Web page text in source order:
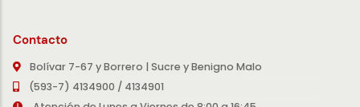
Contacto
Bolívar 7-67 y Borrero | Sucre y Benigno Malo
(593-7) 4134900 / 4134901